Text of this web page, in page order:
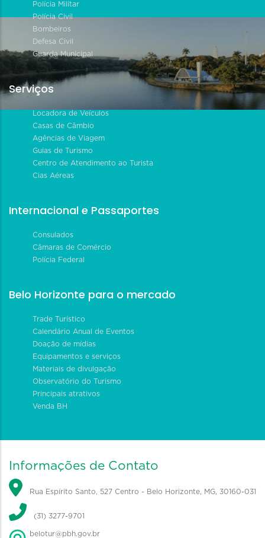
Polícia Militar
Polícia Civil
Bombeiros
Defesa Civil
Guarda Municipal
Serviços
Locadora de Veículos
Casas de Câmbio
Agências de Viagem
Guias de Turismo
Centro de Atendimento ao Turista
Cias Aéreas
Internacional e Passaportes
Consulados
Câmaras de Comércio
Polícia Federal
Belo Horizonte para o mercado
Trade Turístico
Calendário Anual de Eventos
Doação de mídias
Equipamentos e serviços
Materiais de divulgação
Observatório do Turismo
Principais atrativos
Venda BH
Informações de Contato
Rua Espírito Santo, 527 Centro - Belo Horizonte, MG, 30160-031
(31) 3277-9701
belotur@pbh.gov.br